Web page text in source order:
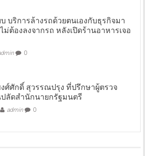
บริการล้างรถด้วยตนเองกับธุรกิจมา
ม่ต้องลงจากรถ หลังเปิดร้านอาหารเจอ
0
ศ์ศักดิ์ สุวรรณปรุง ที่ปรึกษาผู้ตรวจ
ลัดสำนักนายกรัฐมนตรี
admin 0